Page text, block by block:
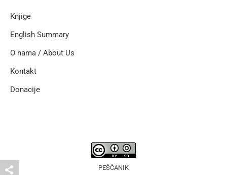
Knjige
English Summary
O nama / About Us
Kontakt
Donacije
PEŠČANIK